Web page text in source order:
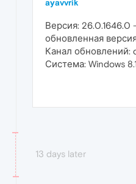
ayavvrik
Версия: 26.0.1646.0
обновленная
Канал обновлений:
Система: Windows
13 days later